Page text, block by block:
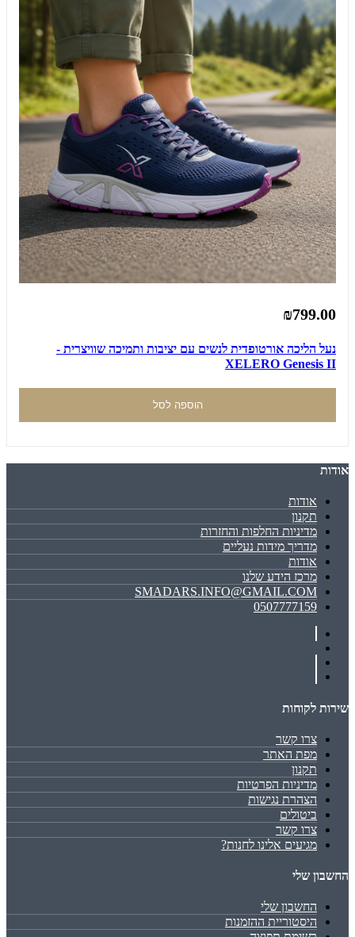
₪799.00
נעל הליכה אורטופדית לנשים עם יציבות ותמיכה שוויצרית -
XELERO Genesis II
הוספה לסל
אודות
אודות
תקנון
מדיניות החלפות והחזרות
מדריך מידות נעליים
אודות
מרכז הידע שלנו
SMADARS.INFO@GMAIL.COM
0507777159
שירות לקוחות
צרו קשר
מפת האתר
תקנון
מדיניות הפרטיות
הצהרת נגישות
ביטולים
צרו קשר
מגיעים אלינו לחנות?
החשבון שלי
החשבון שלי
היסטוריית ההזמנות